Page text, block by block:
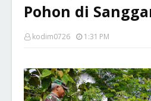
Pohon di
kodim0726 1:31 PM